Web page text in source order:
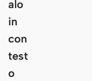
Kilo
alo
in
con
test
o